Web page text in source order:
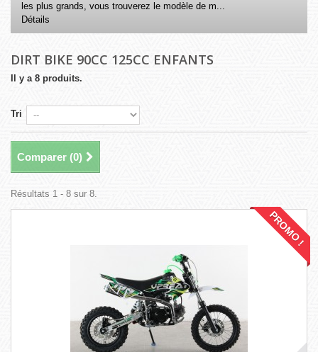
les plus grands, vous trouverez le modèle de m...
Détails
DIRT BIKE 90CC 125CC ENFANTS
Il y a 8 produits.
Tri
Comparer (0)
Résultats 1 - 8 sur 8.
PROMO !